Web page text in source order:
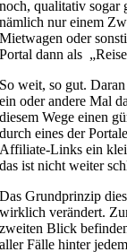
noch, qualitativ sogar
nämlich nur einem
Mietwagen oder
Portal dann als
So weit, so gut.
ein oder andere Mal
diesem Wege einen
durch eines der
Affiliate-Links ein
das ist nicht weiter
Das Grundprinzip
wirklich verändert.
zweiten Blick
aller Fälle hinter